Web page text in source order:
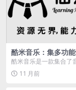
酷米音乐：集多功
满足多样音乐需求，
酷米音乐是一款集合了
发现、分享与社交功能
影音软件。它以用户为...
11 月前